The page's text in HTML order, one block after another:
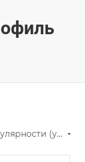
По популярности (убывание)